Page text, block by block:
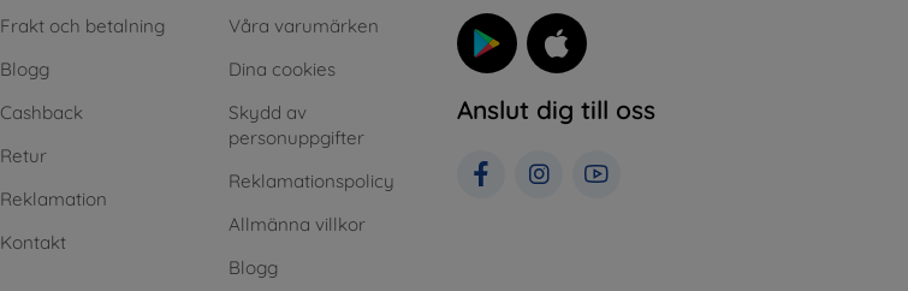
Frakt och betalning
Blogg
Cashback
Retur
Reklamation
Kontakt
Våra varumärken
Dina cookies
Skydd av
personuppgifter
Reklamationspolicy
Allmänna villkor
Blogg
Anslut dig till oss